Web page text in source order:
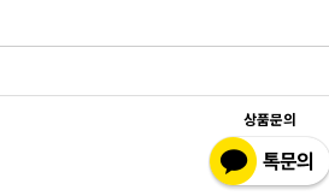
상품문의